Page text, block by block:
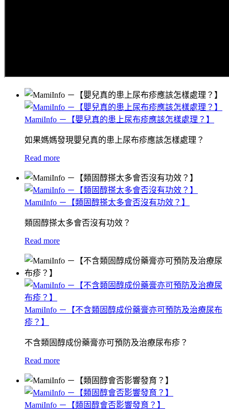
MamiInfo －【嬰兒真的患上尿布疹應該怎樣處理？】
如果媽媽發現嬰兒真的患上尿布疹應該怎樣處理？
Read more
MamiInfo －【類固醇搽太多會否沒有功效？】
類固醇搽太多會否沒有功效？
Read more
MamiInfo －【不含類固醇成份藥膏亦可預防及治療尿布
疹？】
不含類固醇成份藥膏亦可預防及治療尿布疹？
Read more
MamiInfo －【類固醇會否影響發育？】